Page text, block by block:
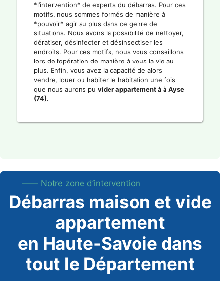
*l’intervention* de experts du débarras. Pour ces
motifs, nous sommes formés de manière à
*pouvoir* agir au plus dans ce genre de
situations. Nous avons la possibilité de nettoyer,
dératiser, désinfecter et désinsectiser les
endroits. Pour ces motifs, nous vous conseillons
lors de l’opération de manière à vous la vie au
plus. Enfin, vous avez la capacité de alors
vendre, louer ou habiter le habitation une fois
que nous aurons pu vider appartement à à Ayse
(74).
—— Notre zone d’intervention
Débarras maison et vide
appartement
en Haute-Savoie dans
tout le Département